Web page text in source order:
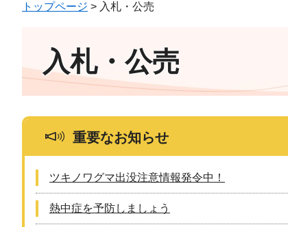
トップページ > 入札・公売
入札・公売
重要なお知らせ
ツキノワグマ出没注意情報発令中！
熱中症を予防しましょう